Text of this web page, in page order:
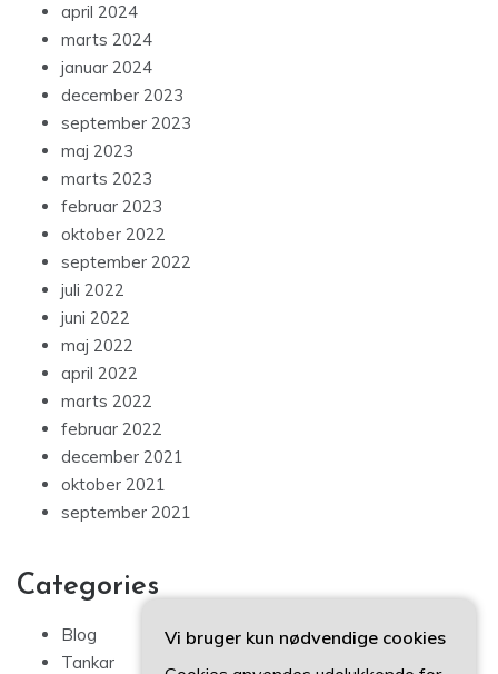
april 2024
marts 2024
januar 2024
december 2023
september 2023
maj 2023
marts 2023
februar 2023
oktober 2022
september 2022
juli 2022
juni 2022
maj 2022
april 2022
marts 2022
februar 2022
december 2021
oktober 2021
september 2021
Categories
Blog
Tankar
Vi bruger kun nødvendige cookies